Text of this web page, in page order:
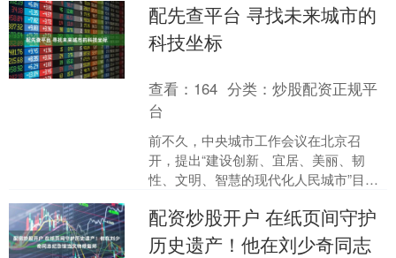
晚新政发布后，....
配先查平台 寻找未来城市的
科技坐标
查看： 164 分类：炒股配资正规平
台
前不久，中央城市工作会议在北京召
开，提出“建设创新、宜居、美丽、韧
性、文明、智慧的现代化人民城市”目
动城市高质量发展的意....
配资炒股开户 在纸页间守护
历史遗产！他在刘少奇同志